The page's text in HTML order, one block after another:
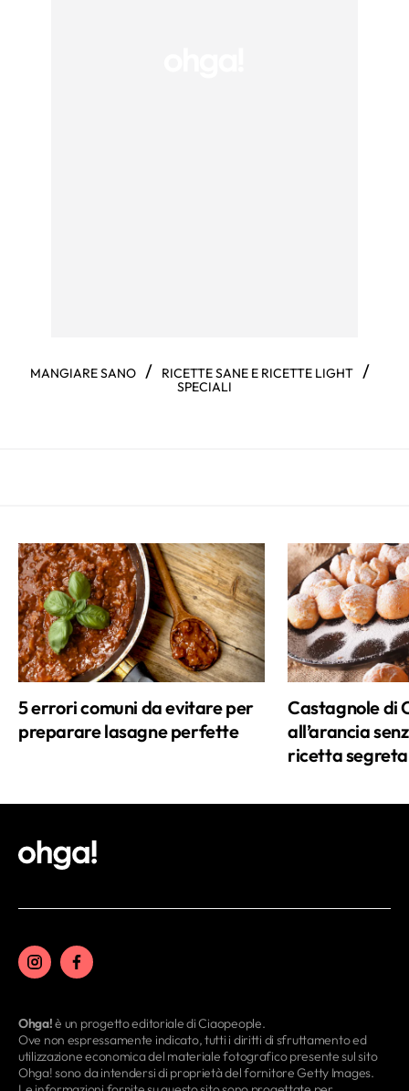
MANGIARE SANO / RICETTE SANE E RICETTE LIGHT /
SPECIALI
5 errori comuni da evitare per
preparare lasagne perfette
Castagnole di
all’arancia
ricetta
Ohga!è un progetto editoriale di Ciaopeople.
Ove non espressamente indicato, tutti i diritti di sfruttamento ed
utilizzazione economica del materiale fotografico presente sul sito
Ohga! sono da intendersi di proprietà del fornitore Getty Images.